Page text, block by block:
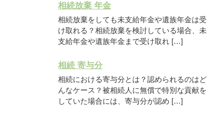
相続放棄 年金
相続放棄をしても未支給年金や遺族年金は受
け取れる？相続放棄を検討している場合、未
支給年金や遺族年金まで受け取れ […]
相続 寄与分
相続における寄与分とは？認められるのはど
んなケース？被相続人に無償で特別な貢献を
していた場合には、寄与分が認め […]